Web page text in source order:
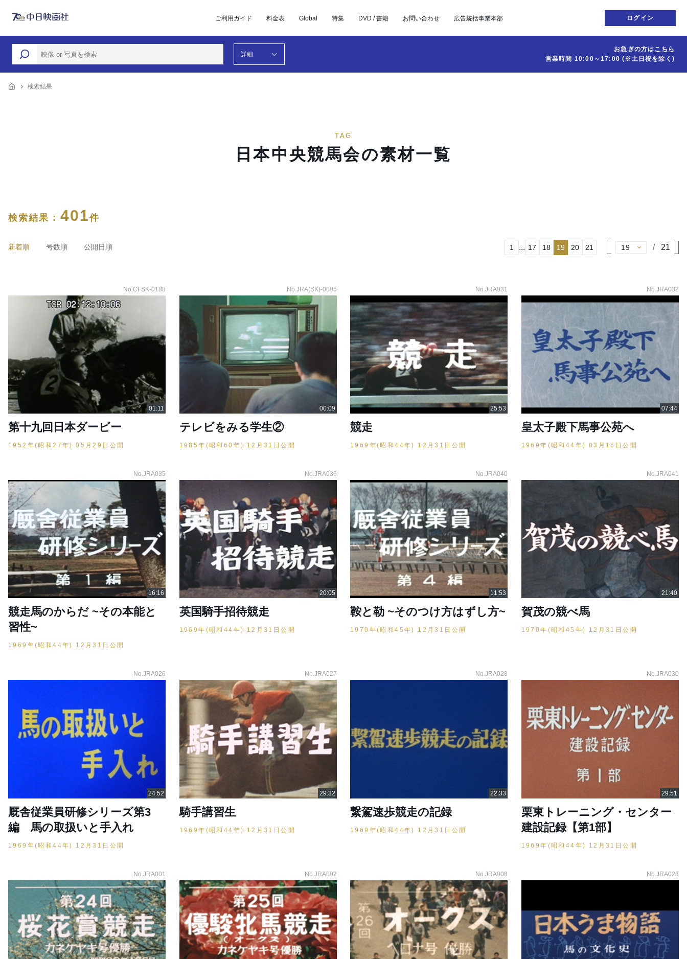
ご利用ガイド 料金表 Global 特集 DVD / 書籍 お問い合わせ 広告統括事業本部 ログイン
詳細
お急ぎの方はこちら
営業時間 10:00～17:00(※土日祝を除く)
検索結果
TAG
日本中央競馬会の素材一覧
検索結果 : 401件
新着順 号数順 公開日順 1 ... 17 18 19 20 21 21
No.CFSK-0188
第十九回日本ダービー
1952年(昭和27年) 05月29日公開
No.JRA(SK)-0005
テレビをみる学生②
1985年(昭和60年) 12月31日公開
No.JRA031
競走
1969年(昭和44年) 12月31日公開
No.JRA032
皇太子殿下馬事公苑へ
1969年(昭和44年) 03月16日公開
No.JRA035
競走馬のからだ ~その本能と
習性~
1969年(昭和44年) 12月31日公開
No.JRA036
英国騎手招待競走
1969年(昭和44年) 12月31日公開
No.JRA040
鞍と勒 ~そのつけ方はずし方~
1970年(昭和45年) 12月31日公開
No.JRA041
賀茂の競べ馬
1970年(昭和45年) 12月31日公開
No.JRA026
厩舎従業員研修シリーズ第3
編 馬の取扱いと手入れ
1969年(昭和44年) 12月31日公開
No.JRA027
騎手講習生
1969年(昭和44年) 12月31日公開
No.JRA028
繋駕速歩競走の記録
1969年(昭和44年) 12月31日公開
No.JRA030
栗東トレーニング・センター
建設記録【第1部】
1969年(昭和44年) 12月31日公開
No.JRA001 No.JRA002 No.JRA008 No.JRA023